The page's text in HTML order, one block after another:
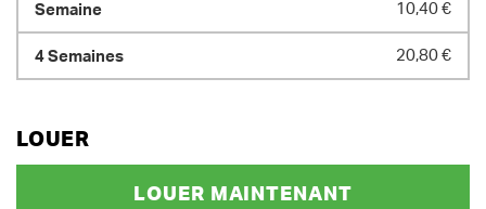
10,40 €
20,80 €
LOUER
LOUER MAINTENANT